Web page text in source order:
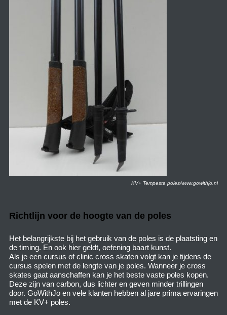
KV+ Tempesta poles/www.gowithjo.nl
Richtlijn voor de hoogte van de poles
Het belangrijkste bij het gebruik van de poles is de plaatsting en
de timing. En ook hier geldt, oefening baart kunst.
Als je een cursus of clinic cross skaten volgt kan je tijdens de
cursus spelen met de lengte van je poles. Wanneer je cross
skates gaat aanschaffen kan je het beste vaste poles kopen.
Deze zijn van carbon, dus lichter en geven minder trillingen
door. GoWithJo en vele klanten hebben al jare prima ervaringen
met de KV+ poles.